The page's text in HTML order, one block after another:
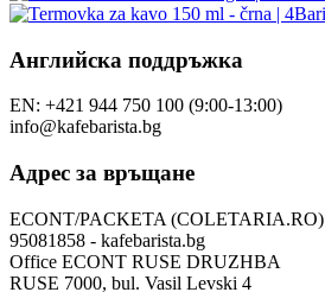
Английска поддръжка
EN: +421 944 750 100 (9:00-13:00)
info@kafebarista.bg
Адрес за връщане
ECONT/PACKETA (COLETARIA.RO)
95081858 - kafebarista.bg
Office ECONT RUSE DRUZHBA
RUSE 7000, bul. Vasil Levski 4